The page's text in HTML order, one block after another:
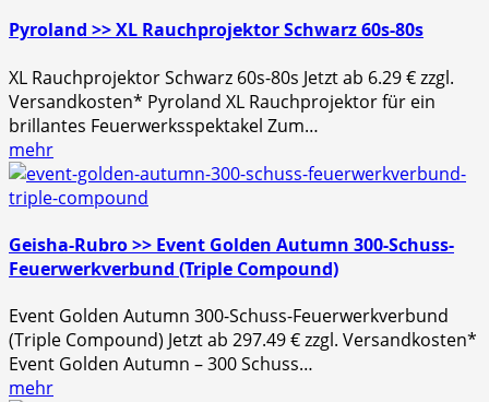
Pyroland >> XL Rauchprojektor Schwarz 60s-80s
XL Rauchprojektor Schwarz 60s-80s Jetzt ab 6.29 € zzgl.
Versandkosten* Pyroland XL Rauchprojektor für ein
brillantes Feuerwerksspektakel Zum…
mehr
Geisha-Rubro >> Event Golden Autumn 300-Schuss-
Feuerwerkverbund (Triple Compound)
Event Golden Autumn 300-Schuss-Feuerwerkverbund
(Triple Compound) Jetzt ab 297.49 € zzgl. Versandkosten*
Event Golden Autumn – 300 Schuss…
mehr